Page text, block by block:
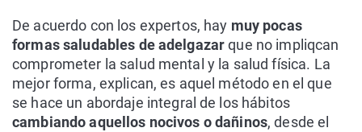
De acuerdo con los expertos, hay muy pocas
formas saludables de adelgazarque no impliqcan
comprometer la salud mental y la salud física. La
mejor forma, explican, es aquel método en el que
se hace un abordaje integral de los hábitos
cambiando aquellos nocivos o dañinos, desde el